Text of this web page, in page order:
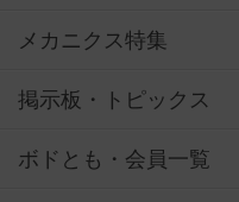
メカニクス特集
掲示板・トピックス
ボドとも・会員一覧